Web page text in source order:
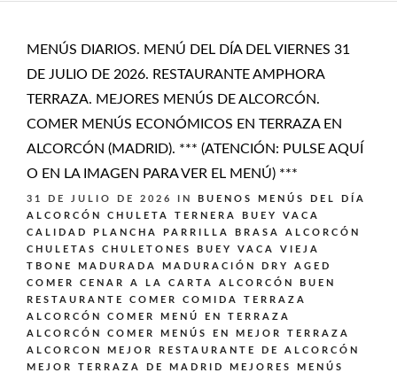
MENÚS DIARIOS. MENÚ DEL DÍA DEL VIERNES 31
DE JULIO DE 2026. RESTAURANTE AMPHORA
TERRAZA. MEJORES MENÚS DE ALCORCÓN.
COMER MENÚS ECONÓMICOS EN TERRAZA EN
ALCORCÓN (MADRID). *** (ATENCIÓN: PULSE AQUÍ
O EN LA IMAGEN PARA VER EL MENÚ) ***
31 DE JULIO DE 2026 IN
BUENOS MENÚS DEL DÍA
ALCORCÓN
CHULETA TERNERA BUEY VACA
CALIDAD PLANCHA PARRILLA BRASA ALCORCÓN
CHULETAS CHULETONES BUEY VACA VIEJA
TBONE MADURADA MADURACIÓN DRY AGED
COMER CENAR A LA CARTA ALCORCÓN BUEN
RESTAURANTE
COMER COMIDA TERRAZA
ALCORCÓN
COMER MENÚ EN TERRAZA
ALCORCÓN
COMER MENÚS EN MEJOR TERRAZA
ALCORCON
MEJOR RESTAURANTE DE ALCORCÓN
MEJOR TERRAZA DE MADRID
MEJORES MENÚS